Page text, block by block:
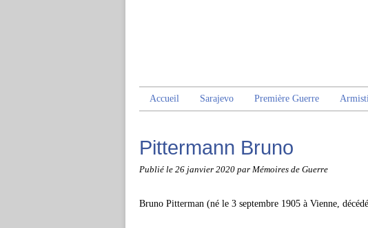
Accueil Sarajevo Première Guerre
Pittermann Bruno
Publié le 26 janvier 2020 par Mémoires de Guerre
Bruno Pitterman (né le 3 septembre 1905 à Vienne,